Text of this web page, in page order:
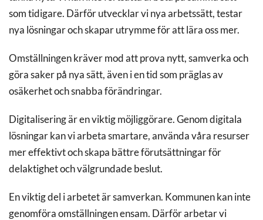
som tidigare. Därför utvecklar vi nya arbetssätt, testar
nya lösningar och skapar utrymme för att lära oss mer.
Omställningen kräver mod att prova nytt, samverka och
göra saker på nya sätt, även i en tid som präglas av
osäkerhet och snabba förändringar.
Digitalisering är en viktig möjliggörare. Genom digitala
lösningar kan vi arbeta smartare, använda våra resurser
mer effektivt och skapa bättre förutsättningar för
delaktighet och välgrundade beslut.
En viktig del i arbetet är samverkan. Kommunen kan inte
genomföra omställningen ensam. Därför arbetar vi